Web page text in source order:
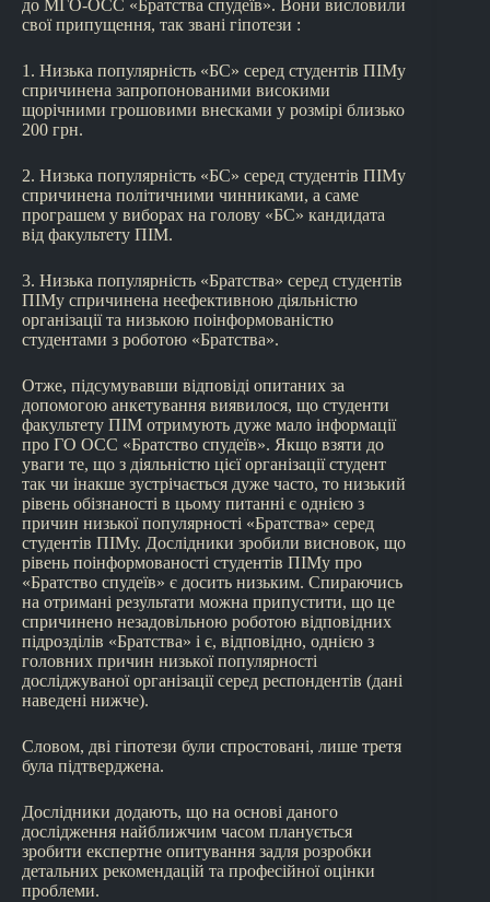
до МГО-ОСС «Братства спудеїв». Вони висловили
свої припущення, так звані гіпотези :
1. Низька популярність «БС» серед студентів ПІМу
спричинена запропонованими високими
щорічними грошовими внесками у розмірі близько
200 грн.
2. Низька популярність «БС» серед студентів ПІМу
спричинена політичними чинниками, а саме
програшем у виборах на голову «БС» кандидата
від факультету ПІМ.
3. Низька популярність «Братства» серед студентів
ПІМу спричинена неефективною діяльністю
організації та низькою поінформованістю
студентами з роботою «Братства».
Отже, підсумувавши відповіді опитаних за
допомогою анкетування виявилося, що студенти
факультету ПІМ отримують дуже мало інформації
про ГО ОСС «Братство спудеїв». Якщо взяти до
уваги те, що з діяльністю цієї організації студент
так чи інакше зустрічається дуже часто, то низький
рівень обізнаності в цьому питанні є однією з
причин низької популярності «Братства» серед
студентів ПІМу. Дослідники зробили висновок, що
рівень поінформованості студентів ПІМу про
«Братство спудеїв» є досить низьким. Спираючись
на отримані результати можна припустити, що це
спричинено незадовільною роботою відповідних
підрозділів «Братства» і є, відповідно, однією з
головних причин низької популярності
досліджуваної організації серед респондентів (дані
наведені нижче).
Словом, дві гіпотези були спростовані, лише третя
була підтверджена.
Дослідники додають, що на основі даного
дослідження найближчим часом планується
зробити експертне опитування задля розробки
детальних рекомендацій та професійної оцінки
проблеми.